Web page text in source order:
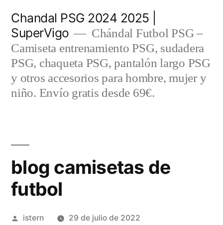
contenido
Chandal PSG 2024 2025 |
SuperVigo
Chándal Futbol PSG –
Camiseta entrenamiento PSG, sudadera
PSG, chaqueta PSG, pantalón largo PSG
y otros accesorios para hombre, mujer y
niño. Envío gratis desde 69€.
blog camisetas de
futbol
Publicado
istern 29 de julio de 2022